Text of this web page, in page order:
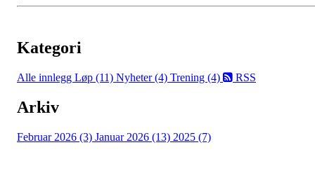
Kategori
Alle innlegg Løp (11) Nyheter (4) Trening (4) RSS
Arkiv
Februar 2026 (3) Januar 2026 (13) 2025 (7)